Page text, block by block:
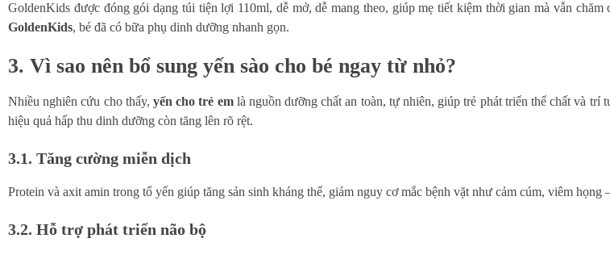
GoldenKids được đóng gói dạng túi tiện lợi 110ml, dễ mở, dễ mang theo, giúp mẹ tiết kiệm thời gian mà vẫn
GoldenKids, bé đã có bữa phụ dinh dưỡng nhanh gọn.
3. Vì sao nên bổ sung yến sào cho bé ngay từ nhỏ?
Nhiều nghiên cứu cho thấy, yến cho trẻ emlà nguồn dưỡng chất an toàn, tự nhiên, giúp trẻ phát triển thể chất và
hiệu quả hấp thu dinh dưỡng còn tăng lên rõ rệt.
3.1. Tăng cường miễn dịch
Protein và axit amin trong tổ yến giúp tăng sản sinh kháng thể, giảm nguy cơ mắc bệnh vặt như cảm cúm, viêm họng
3.2. Hỗ trợ phát triển não bộ